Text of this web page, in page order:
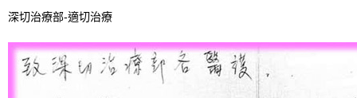
深切治療部-適切治療